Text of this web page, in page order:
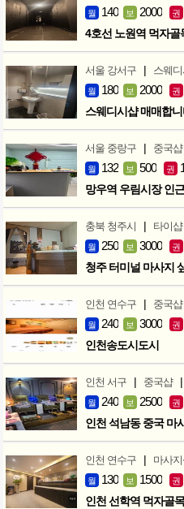
월 140 보 2000 권
4호선 노원역 먹자골
서울 강서구 | 스웨디
월 180 보 2000 권
스웨디시샵 매매합
서울 중랑구 | 중국샵
월 132 보 500 권
망우역 우림시장 인
충북 청주시 | 타이샵
월 250 보 3000 권
청주 터미널 마사지
인천 연수구 | 중국샵
월 240 보 3000 권
인천송도시도시
인천 서구 | 중국샵 |
월 240 보 2500 권
인천 석남동 중국 마
인천 연수구 | 마사
월 130 보 1500 권
인천 선학역 먹자골